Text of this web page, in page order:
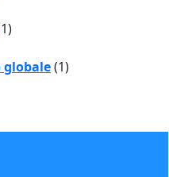
globale(1)